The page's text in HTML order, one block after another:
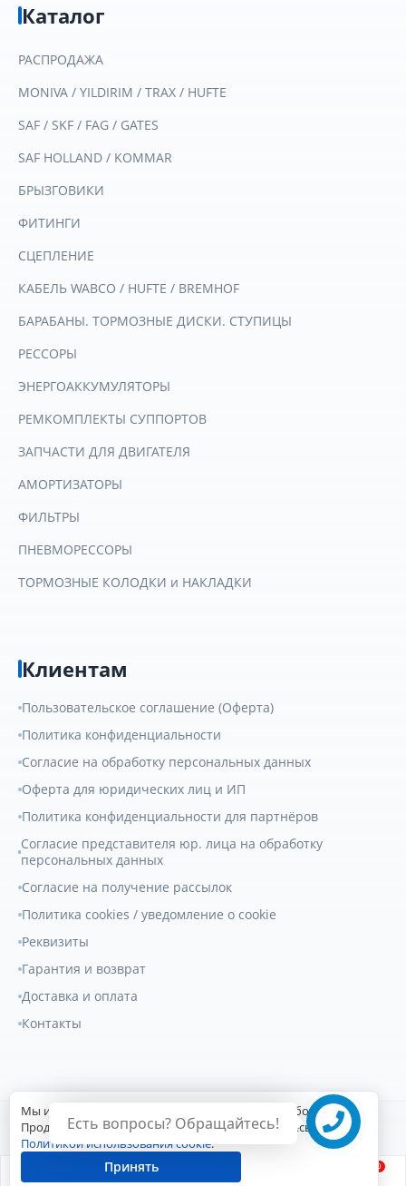
Есть вопросы? Обращайтесь!
0
Каталог
РАСПРОДАЖА
MONIVA / YILDIRIM / TRAX / HUFTE
SAF / SKF / FAG / GATES
SAF HOLLAND / KOMMAR
БРЫЗГОВИКИ
ФИТИНГИ
СЦЕПЛЕНИЕ
КАБЕЛЬ WABCO / HUFTE / BREMHOF
БАРАБАНЫ. ТОРМОЗНЫЕ ДИСКИ. СТУПИЦЫ
РЕССОРЫ
ЭНЕРГОАККУМУЛЯТОРЫ
РЕМКОМПЛЕКТЫ СУППОРТОВ
ЗАПЧАСТИ ДЛЯ ДВИГАТЕЛЯ
АМОРТИЗАТОРЫ
ФИЛЬТРЫ
ПНЕВМОРЕССОРЫ
ТОРМОЗНЫЕ КОЛОДКИ и НАКЛАДКИ
Клиентам
Пользовательское соглашение (Оферта)
Политика конфиденциальности
Согласие на обработку персональных данных
Оферта для юридических лиц и ИП
Политика конфиденциальности для партнёров
Согласие представителя юр. лица на обработку
персональных данных
Согласие на получение рассылок
Политика cookies / уведомление о cookie
Реквизиты
Гарантия и возврат
Доставка и оплата
Контакты
© 2007-2026Геркулес Трак. Все права защищены.
Сайт разработан Digital-агентством
Мы используем файлы cookie для улучшения работы сайта.
Продолжая пользоваться сайтом, вы соглашаетесь с
Политикой использования cookie.
Принять